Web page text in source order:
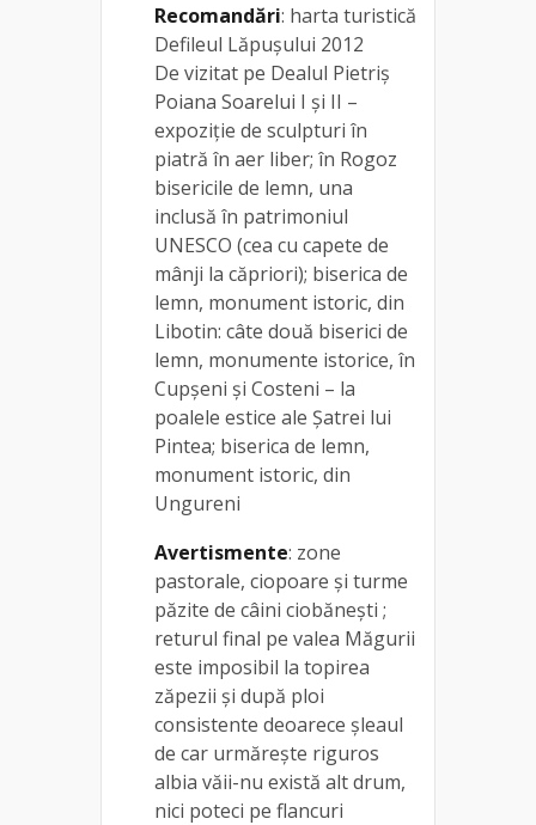
Recomandări: harta turistică
Defileul Lăpușului 2012
De vizitat pe Dealul Pietriș
Poiana Soarelui I și II –
expoziție de sculpturi în
piatră în aer liber; în Rogoz
bisericile de lemn, una
inclusă în patrimoniul
UNESCO (cea cu capete de
mânji la căpriori); biserica de
lemn, monument istoric, din
Libotin: câte două biserici de
lemn, monumente istorice, în
Cupșeni și Costeni – la
poalele estice ale Șatrei lui
Pintea; biserica de lemn,
monument istoric, din
Ungureni
Avertismente: zone
pastorale, ciopoare și turme
păzite de câini ciobănești ;
returul final pe valea Măgurii
este imposibil la topirea
zăpezii și după ploi
consistente deoarece șleaul
de car urmărește riguros
albia văii-nu există alt drum,
nici poteci pe flancuri